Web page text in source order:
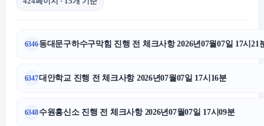
6346동대문구하수구막힘 진행 전 체크사항 2026년07월07일 17시21
6347대안학교 진행 전 체크사항 2026년07월07일 17시16분
6348수원흥신소 진행 전 체크사항 2026년07월07일 17시09분